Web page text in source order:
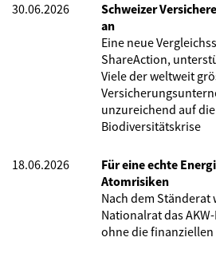
30.06.2026
Schweizer
an
Eine neue
ShareAction,
Viele der weltweit
unzureichend auf
Biodiversitätskrise
18.06.2026
Für eine echte
Atomrisiken
Nach dem
Nationalrat das
ohne die finanziellen